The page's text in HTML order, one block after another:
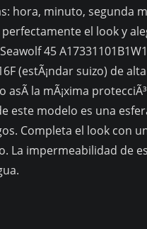
hora, minuto, segunda
el look y
45
(estÃ¡ndar suizo) de
la mÃ¡xima
este modelo es una
Completa el look con
La impermeabilidad de